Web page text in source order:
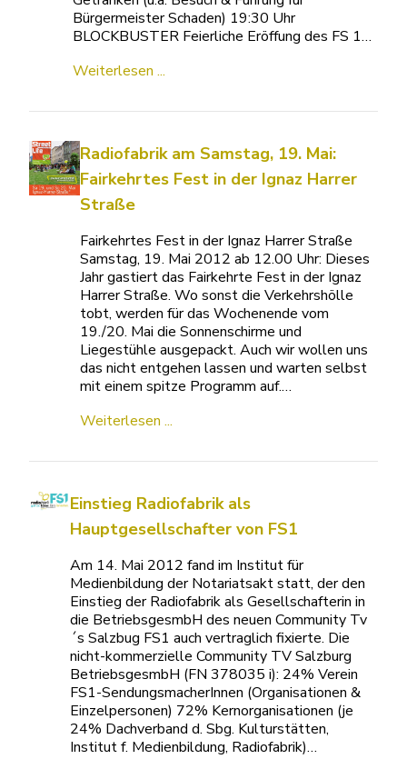
Bürgermeister Schaden) 19:30 Uhr
BLOCKBUSTER Feierliche Eröffung des FS 1…
Weiterlesen ...
Radiofabrik am Samstag, 19. Mai:
Fairkehrtes Fest in der Ignaz Harrer
Straße
Fairkehrtes Fest in der Ignaz Harrer Straße
Samstag, 19. Mai 2012 ab 12.00 Uhr: Dieses
Jahr gastiert das Fairkehrte Fest in der Ignaz
Harrer Straße. Wo sonst die Verkehrshölle
tobt, werden für das Wochenende vom
19./20. Mai die Sonnenschirme und
Liegestühle ausgepackt. Auch wir wollen uns
das nicht entgehen lassen und warten selbst
mit einem spitze Programm auf.…
Weiterlesen ...
Einstieg Radiofabrik als
Hauptgesellschafter von FS1
Am 14. Mai 2012 fand im Institut für
Medienbildung der Notariatsakt statt, der den
Einstieg der Radiofabrik als Gesellschafterin in
die BetriebsgesmbH des neuen Community Tv
´s Salzbug FS1 auch vertraglich fixierte. Die
nicht-kommerzielle Community TV Salzburg
BetriebsgesmbH (FN 378035 i): 24% Verein
FS1-SendungsmacherInnen (Organisationen &
Einzelpersonen) 72% Kernorganisationen (je
24% Dachverband d. Sbg. Kulturstätten,
Institut f. Medienbildung, Radiofabrik)…